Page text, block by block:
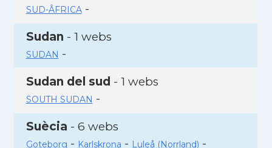
SUD-ÂFRICA-
Sudan - 1 webs
SUDAN -
Sudan del sud - 1 webs
SOUTH SUDAN -
Suècia - 6 webs
Goteborg - Karlskrona - Luleå (Norrland) -